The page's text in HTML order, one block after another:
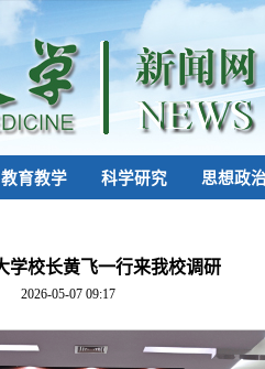
教育教学 科学研究 思想政
学校长黄飞一行来我校调研
2026-05-07 09:17